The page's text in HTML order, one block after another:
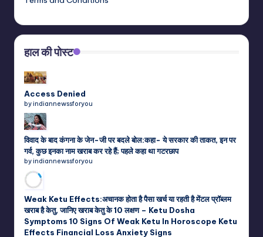
हाल की पोस्ट
Access Denied
by indiannewssforyou
विवाद के बाद कंगना के जेन-जी पर बदले बोल:कहा- ये सरकार की ताकत, इन पर
गर्व, कुछ इनका नाम खराब कर रहे हैं; पहले कहा था गटरछाप
by indiannewssforyou
Weak Ketu Effects:अचानक होता है पैसा खर्च या रहती है मेंटल प्रॉब्लम
खराब है केतु, जानिए खराब केतु के 10 लक्षण – Ketu Dosha
Symptoms 10 Signs Of Weak Ketu In Horoscope Ketu
Effects Financial Loss Anxiety Signs